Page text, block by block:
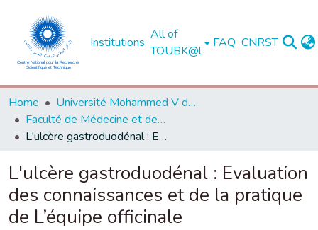
Institutions
All of
TOUBK@l
FAQ CNRST
Home
Université Mohammed V de Rabat
Faculté de Médecine et de Pharmacie - Rabat
L'ulcère gastroduodénal : Evaluation des connaissances et de la pratique de L’équipe officinale
L'ulcère gastroduodénal : Evaluation
des connaissances et de la pratique
de L’équipe officinale